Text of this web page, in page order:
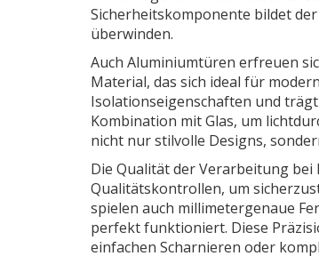
Sicherheitskomponente bildet
überwinden.
Auch Aluminiumtüren erfreuen
Material, das sich ideal für
Isolationseigenschaften und
Kombination mit Glas, um
nicht nur stilvolle Designs,
Die Qualität der Verarbeitung
Qualitätskontrollen, um
spielen auch millimetergenaue
perfekt funktioniert. Diese
einfachen Scharnieren oder